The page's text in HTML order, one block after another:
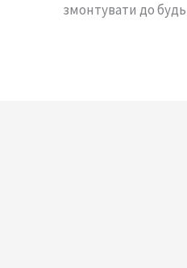
змонтувати до